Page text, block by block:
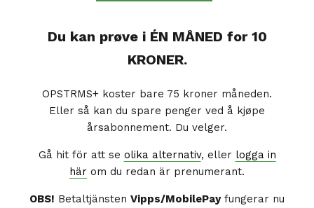
Du kan prøve i ÉN MÅNED for 10
KRONER.
OPSTRMS+ koster bare 75 kroner måneden.
Eller så kan du spare penger ved å kjøpe
årsabonnement. Du velger.
Gå hit för att se olika alternativ, eller logga in
här om du redan är prenumerant.
OBS! Betaltjänsten Vipps/MobilePayfungerar nu